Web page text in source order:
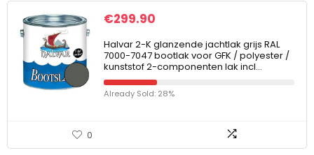
€299.90
Halvar 2-K glanzende jachtlak grijs RAL
7000-7047 bootlak voor GFK / polyester /
kunststof 2-componenten lak incl…
Already Sold: 28%
0